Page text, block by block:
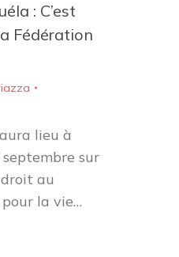
: C’est
Fédération
lieu à
sur
droit au
la vie…